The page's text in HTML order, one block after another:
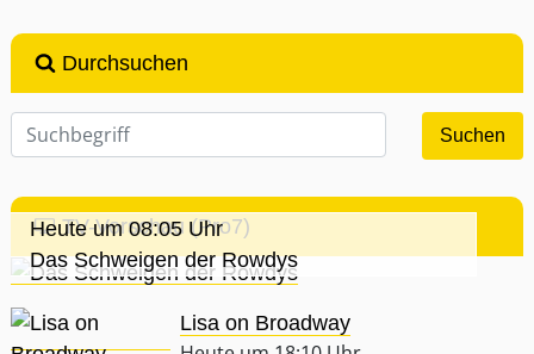
Durchsuchen
TV-Vorschau (Pro7)
Heute um 08:05 Uhr
Das Schweigen der Rowdys
Lisa on Broadway